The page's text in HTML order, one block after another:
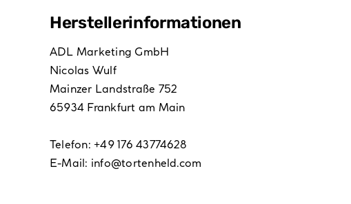
Hersteller­informationen
ADL Marketing GmbH
Nicolas Wulf
Mainzer Landstraße 752
65934 Frankfurt am Main
Telefon: +49 176 43774628
E-Mail: info@tortenheld.com